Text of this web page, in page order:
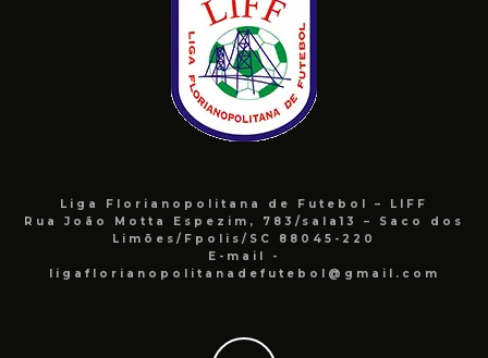
Liga Florianopolitana de Futebol – LIFF
Rua João Motta Espezim, 783/sala13 – Saco dos
Limões/Fpolis/SC 88045-220
E-mail -
ligaflorianopolitanadefutebol@gmail.com